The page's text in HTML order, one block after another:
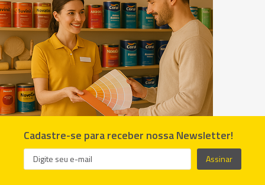
Cadastre-se para receber nossa Newsletter!
Assinar